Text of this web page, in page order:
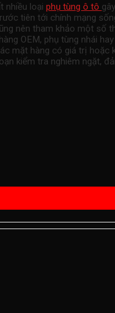
nhiều loại phụ tùng ô tô
tiên tới chính mạng
nên tham khảo một số
OEM, phụ tùng nhái
mặt hàng có giá trị
kiểm tra nghiêm ngặt,